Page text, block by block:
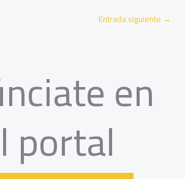
Entrada siguiente →
en
portal